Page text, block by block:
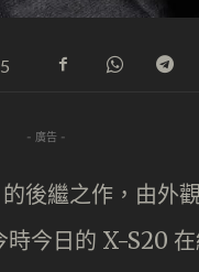
- 廣告 -
繼之作，由外
今日的 X-S20